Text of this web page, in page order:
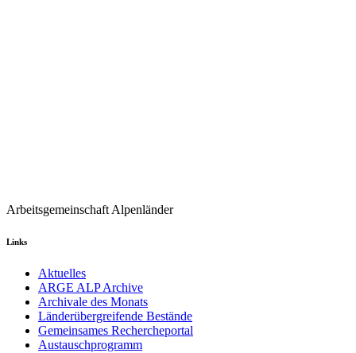
Arbeitsgemeinschaft Alpenländer
Links
Aktuelles
ARGE ALP Archive
Archivale des Monats
Länderübergreifende Bestände
Gemeinsames Rechercheportal
Austauschprogramm